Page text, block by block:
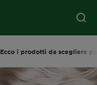
Ecco i prodotti da scegliere